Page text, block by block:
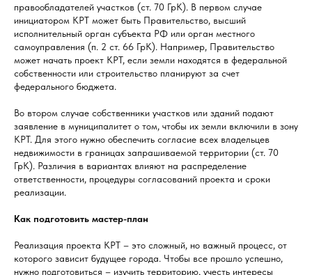
правообладателей участков (ст. 70 ГрК). В первом случае
инициатором КРТ может быть Правительство, высший
исполнительный орган субъекта РФ или орган местного
самоуправления (п. 2 ст. 66 ГрК). Например, Правительство
может начать проект КРТ, если земли находятся в федеральной
собственности или строительство планируют за счет
федерального бюджета.
Во втором случае собственники участков или зданий подают
заявление в муниципалитет о том, чтобы их земли включили в зону
КРТ. Для этого нужно обеспечить согласие всех владельцев
недвижимости в границах запрашиваемой территории (ст. 70
ГрК). Различия в вариантах влияют на распределение
ответственности, процедуры согласований проекта и сроки
реализации.
Как подготовить мастер-план
Реализация проекта КРТ – это сложный, но важный процесс, от
которого зависит будущее города. Чтобы все прошло успешно,
нужно подготовиться – изучить территорию, учесть интересы